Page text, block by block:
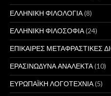
ΕΛΛΗΝΙΚΗ ΦΙΛΟΛΟΓΙΑ(8)
ΕΛΛΗΝΙΚΗ ΦΙΛΟΣΟΦΙΑ(24)
ΕΠΙΚΑΙΡΕΣ ΜΕΤΑΦΡΑΣΤΙΚΕΣ
ΕΡΑΣΙΝΩΔΥΝΑ ΑΝΑΛΕΚΤΑ(10)
ΕΥΡΩΠΑΪΚΗ ΛΟΓΟΤΕΧΝΙΑ(5)